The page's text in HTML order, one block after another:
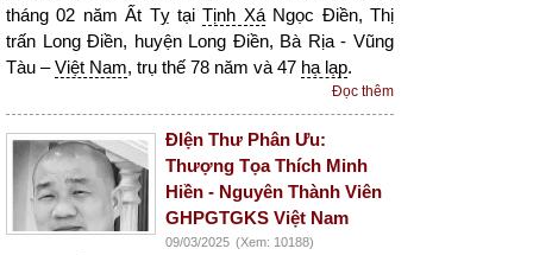
tháng 02 năm Ất Tỵ tạiTịnh XáNgọc Điền, Thị
trấn Long Điền, huyện Long Điền, Bà Rịa - Vũng
Tàu –Việt Nam, trụ thế 78 năm và 47 hạ lạp.
Đọc thêm
ĐIện Thư Phân Ưu:
Thượng Tọa Thích Minh
Hiền - Nguyên Thành Viên
GHPGTGKS Việt Nam
09/03/2025 (Xem: 10188)